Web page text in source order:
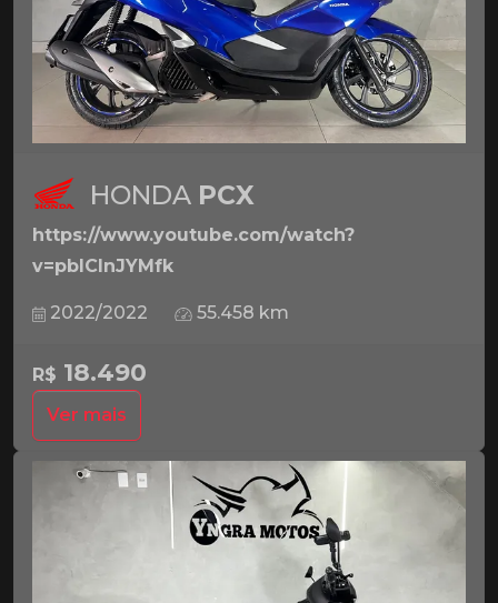
HONDA PCX
https://www.youtube.com/watch?
v=pbICInJYMfk
2022/2022 55.458 km
R$ 18.490
Ver mais